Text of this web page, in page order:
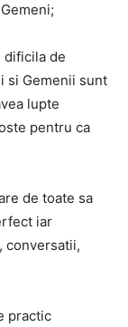
dificila de
si Gemenii sunt
lupte
pentru ca
de toate sa
iar
conversatii,
practic